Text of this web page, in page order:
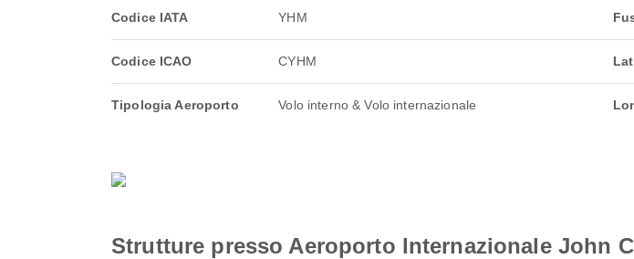
Codice IATA YHM
Codice ICAO CYHM
Tipologia Aeroporto Volo interno & Volo internazionale
Strutture presso Aeroporto Internazionale John